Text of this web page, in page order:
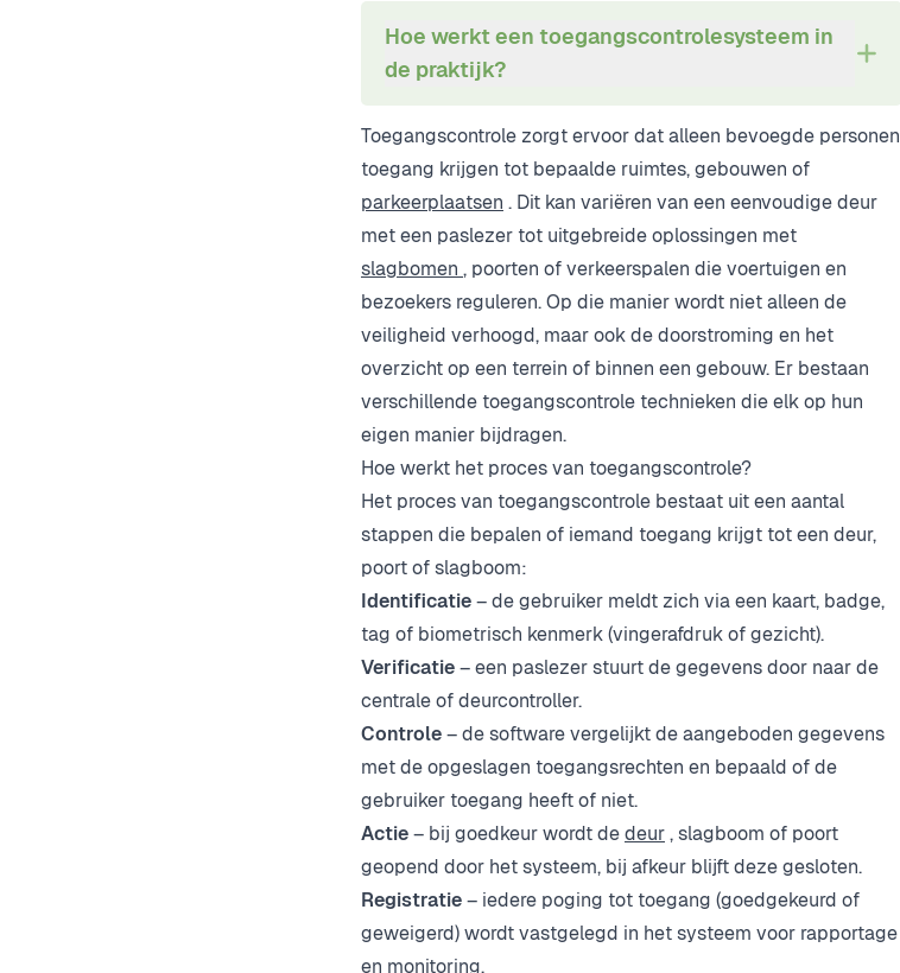
Hoe werkt een toegangscontrolesysteem in
de praktijk?
Toegangscontrole zorgt ervoor dat alleen bevoegde personen
toegang krijgen tot bepaalde ruimtes, gebouwen of
parkeerplaatsen . Dit kan variëren van een eenvoudige deur
met een paslezer tot uitgebreide oplossingen met
slagbomen , poorten of verkeerspalen die voertuigen en
bezoekers reguleren. Op die manier wordt niet alleen de
veiligheid verhoogd, maar ook de doorstroming en het
overzicht op een terrein of binnen een gebouw. Er bestaan
verschillende toegangscontrole technieken die elk op hun
eigen manier bijdragen.
Hoe werkt het proces van toegangscontrole?
Het proces van toegangscontrole bestaat uit een aantal
stappen die bepalen of iemand toegang krijgt tot een deur,
poort of slagboom:
Identificatie– de gebruiker meldt zich via een kaart, badge,
tag of biometrisch kenmerk (vingerafdruk of gezicht).
Verificatie– een paslezer stuurt de gegevens door naar de
centrale of deurcontroller.
Controle– de software vergelijkt de aangeboden gegevens
met de opgeslagen toegangsrechten en bepaald of de
gebruiker toegang heeft of niet.
Actie– bij goedkeur wordt dedeur, slagboom of poort
geopend door het systeem, bij afkeur blijft deze gesloten.
Registratie– iedere poging tot toegang (goedgekeurd of
geweigerd) wordt vastgelegd in het systeem voor rapportage
en monitoring.